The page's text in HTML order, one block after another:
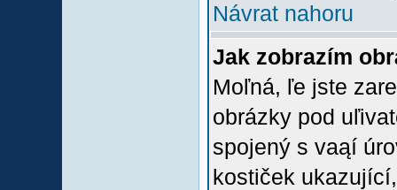
Návrat nahoru
Jak zobrazím
Moľná, ľe jste
obrázky pod
spojený s vaąí
kostiček